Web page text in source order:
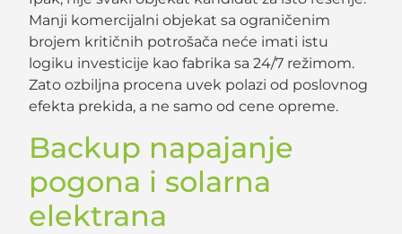
Manji komercijalni objekat sa ograničenim
brojem kritičnih potrošača neće imati istu
logiku investicije kao fabrika sa 24/7 režimom.
Zato ozbiljna procena uvek polazi od poslovnog
efekta prekida, a ne samo od cene opreme.
Backup napajanje
pogona i solarna
elektrana